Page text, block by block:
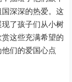
深深的热爱。这
了孩子们从小树
这些充满希望的
们的爱国心点